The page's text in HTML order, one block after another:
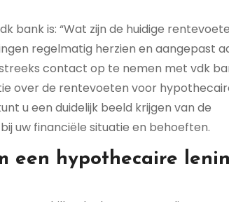
bank is: “Wat zijn de huidige
regelmatig herzien en aangepast
contact op te nemen met vdk
over de rentevoeten voor
u een duidelijk beeld krijgen van de
uw financiële situatie en behoeften.
een hypothecaire